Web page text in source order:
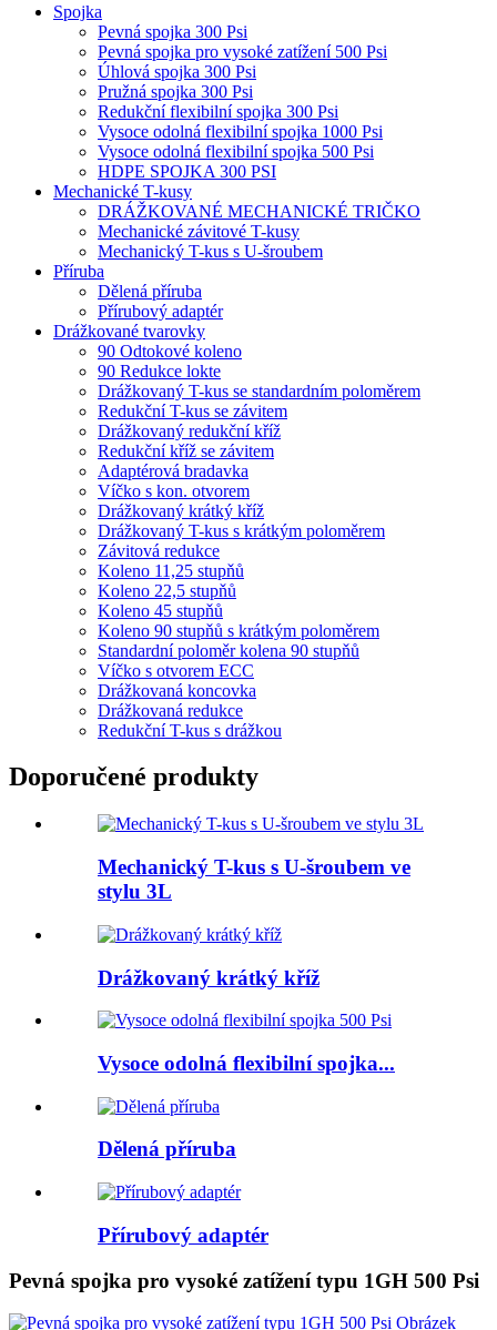
Spojka
Pevná spojka 300 Psi
Pevná spojka pro vysoké zatížení 500 Psi
Úhlová spojka 300 Psi
Pružná spojka 300 Psi
Redukční flexibilní spojka 300 Psi
Vysoce odolná flexibilní spojka 1000 Psi
Vysoce odolná flexibilní spojka 500 Psi
HDPE SPOJKA 300 PSI
Mechanické T-kusy
DRÁŽKOVANÉ MECHANICKÉ TRIČKO
Mechanické závitové T-kusy
Mechanický T-kus s U-šroubem
Příruba
Dělená příruba
Přírubový adaptér
Drážkované tvarovky
90 Odtokové koleno
90 Redukce lokte
Drážkovaný T-kus se standardním poloměrem
Redukční T-kus se závitem
Drážkovaný redukční kříž
Redukční kříž se závitem
Adaptérová bradavka
Víčko s kon. otvorem
Drážkovaný krátký kříž
Drážkovaný T-kus s krátkým poloměrem
Závitová redukce
Koleno 11,25 stupňů
Koleno 22,5 stupňů
Koleno 45 stupňů
Koleno 90 stupňů s krátkým poloměrem
Standardní poloměr kolena 90 stupňů
Víčko s otvorem ECC
Drážkovaná koncovka
Drážkovaná redukce
Redukční T-kus s drážkou
Doporučené produkty
Mechanický T-kus s U-šroubem ve
stylu 3L
Drážkovaný krátký kříž
Vysoce odolná flexibilní spojka...
Dělená příruba
Přírubový adaptér
Pevná spojka pro vysoké zatížení typu 1GH 500 Psi